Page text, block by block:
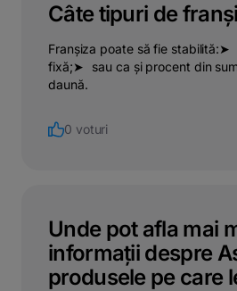
Câte tipuri de
Franșiza poate să fie
fixă;➤⠀sau ca și procent din
daună.
0 voturi
Unde pot afla mai
informații despre
produsele pe care